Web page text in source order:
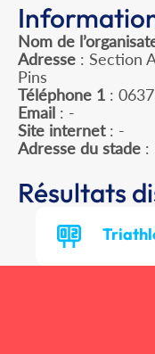
Nom de
Adresse : Section
Pins
Téléphone 1 :
Email : -
Site internet: -
Adresse du stade :
Résultats